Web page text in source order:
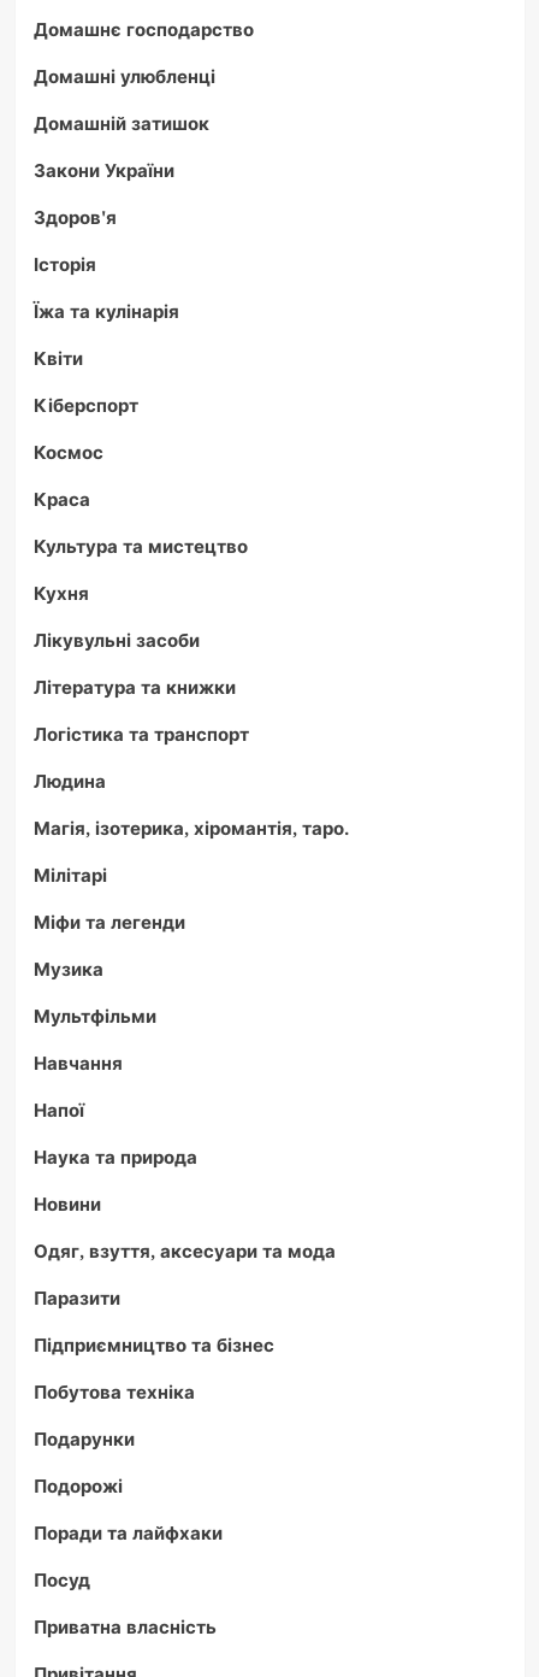
Домашнє господарство
Домашні улюбленці
Домашній затишок
Закони України
Здоров'я
Історія
Їжа та кулінарія
Квіти
Кіберспорт
Космос
Краса
Культура та мистецтво
Кухня
Лікувульні засоби
Література та книжки
Логістика та транспорт
Людина
Магія, ізотерика, хіромантія, таро.
Мілітарі
Міфи та легенди
Музика
Мультфільми
Навчання
Напої
Наука та природа
Новини
Одяг, взуття, аксесуари та мода
Паразити
Підприємництво та бізнес
Побутова техніка
Подарунки
Подорожі
Поради та лайфхаки
Посуд
Приватна власність